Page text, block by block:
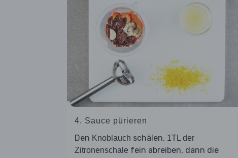
4. Sauce pürieren
Den Knoblauch schälen. 1TL der
Zitronenschale fein abreiben, dann die